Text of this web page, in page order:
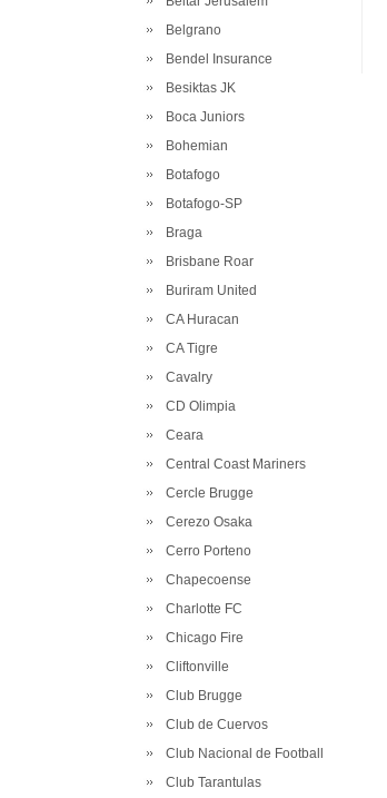
Belgrano
Bendel Insurance
Besiktas JK
Boca Juniors
Bohemian
Botafogo
Botafogo-SP
Braga
Brisbane Roar
Buriram United
CA Huracan
CA Tigre
Cavalry
CD Olimpia
Ceara
Central Coast Mariners
Cercle Brugge
Cerezo Osaka
Cerro Porteno
Chapecoense
Charlotte FC
Chicago Fire
Cliftonville
Club Brugge
Club de Cuervos
Club Nacional de Football
Club Tarantulas